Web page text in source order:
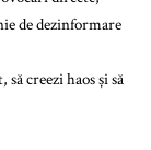
de dezinformare
să creezi haos și să